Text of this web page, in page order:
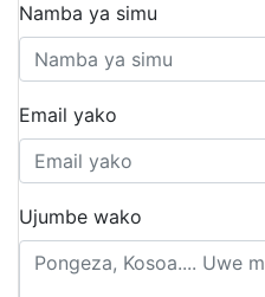
Namba ya simu
Email yako
Ujumbe wako